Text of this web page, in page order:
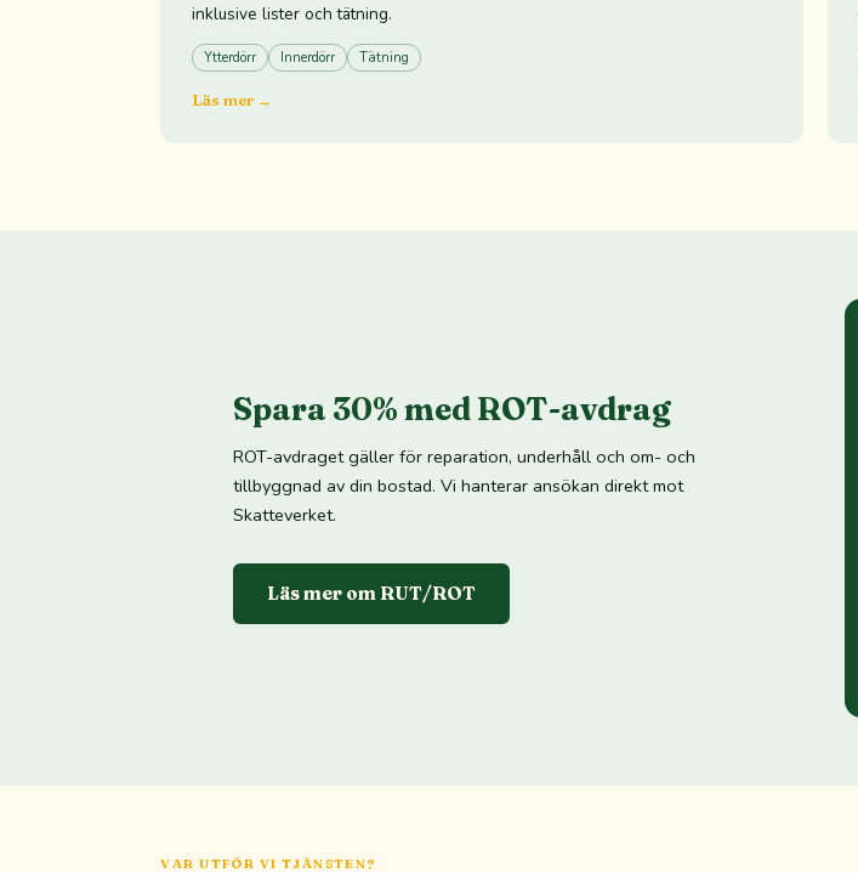
inklusive lister och tätning.
Ytterdörr Innerdörr Tätning
Läs mer →
Spara 30% med ROT-avdrag
ROT-avdraget gäller för reparation, underhåll och om- och
tillbyggnad av din bostad. Vi hanterar ansökan direkt mot
Skatteverket.
Läs mer om RUT/ROT
VAR UTFÖR VI TJÄNSTEN?